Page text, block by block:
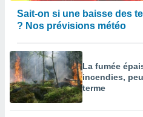
Sait-on si une baisse des
? Nos prévisions météo
La fumée
incendies,
terme